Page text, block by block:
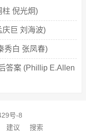
柱 倪光炯)
庆巨 刘海波)
秀白 张凤春)
答案 (Phillip E.Allen
号-8
建议 搜索